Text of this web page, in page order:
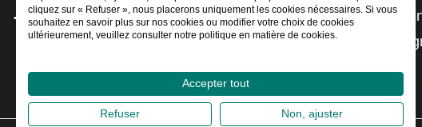
Facebook
X LinkedIn
Instagram
YouTube
cliquez sur « Refuser », nous placerons uniquement les cookies nécessaires. Si vous
souhaitez en savoir plus sur nos cookies ou modifier votre choix de cookies
ultérieurement, veuillez consulter notre politique en matière de cookies.
Accepter tout
Refuser Non, ajuster